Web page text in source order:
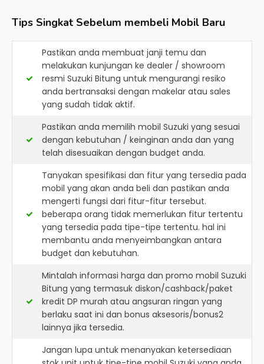
Tips Singkat Sebelum membeli Mobil Baru
Pastikan anda membuat janji temu dan
melakukan kunjungan ke dealer / showroom
resmi Suzuki Bitung untuk mengurangi resiko
anda bertransaksi dengan makelar atau sales
yang sudah tidak aktif.
Pastikan anda memilih mobil Suzuki yang sesuai
dengan kebutuhan / keinginan anda dan yang
telah disesuaikan dengan budget anda.
Tanyakan spesifikasi dan fitur yang tersedia pada
mobil yang akan anda beli dan pastikan anda
mengerti fungsi dari fitur-fitur tersebut.
beberapa orang tidak memerlukan fitur tertentu
yang tersedia pada tipe-tipe tertentu. hal ini
membantu anda menyeimbangkan antara
budget dan kebutuhan.
Mintalah informasi harga dan promo mobil Suzuki
Bitung yang termasuk diskon/cashback/paket
kredit DP murah atau angsuran ringan yang
berlaku saat ini dan bonus aksesoris/bonus2
lainnya jika tersedia.
Jangan lupa untuk menanyakan ketersediaan